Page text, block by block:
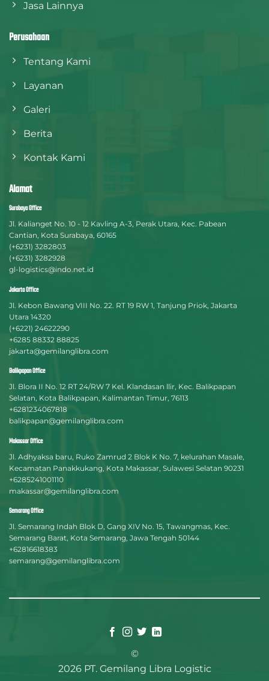
Jasa Lainnya
Perusahaan
Tentang Kami
Layanan
Galeri
Berita
Kontak Kami
Alamat
Surabaya Office
Jl. Kalianget No. 10 - 12 Kavling A-3, Perak Utara, Kec. Pabean
Cantian, Kota Surabaya, 60165
(+6231) 3282803
(+6231) 3282928
gl-logistics@indo.net.id
Jakarta Office
Jl. Kebon Bawang VIII No. 22. RT 19 RW 1, Tanjung Priok, Jakarta
Utara 14320
(+6221) 24622290
+6285 88332 88825
jakarta@gemilanglibra.com
Balikpapan Office
Jl. Blora II No. 12 RT 24/RW 7 Kel. Klandasan llir, Kec. Balikpapan
Selatan, Kota Balikpapan, Kalimantan Timur, 76113
+6281234067818
balikpapan@gemilanglibra.com
Makassar Office
Jl. Adhyaksa baru, Ruko Zamrud 2 Blok K No. 7, kelurahan Masale,
Kecamatan Panakkukang, Kota Makassar, Sulawesi Selatan 90231
+6285241001110
makassar@gemilanglibra.com
Semarang Office
Jl. Semarang Indah Blok D, Gang XIV No. 15, Tawangmas, Kec.
Semarang Barat, Kota Semarang, Jawa Tengah 50144
+62816618383
semarang@gemilanglibra.com
©
2026 PT. Gemilang Libra Logistic